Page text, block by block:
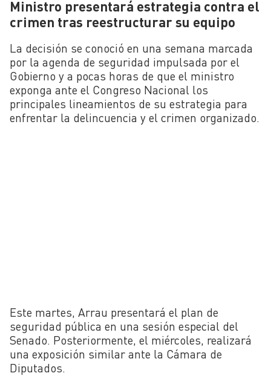
Ministro presentará estrategia contra el
crimen tras reestructurar su equipo
La decisión se conoció en una semana marcada
por la agenda de seguridad impulsada por el
Gobierno y a pocas horas de que el ministro
exponga ante el Congreso Nacional los
principales lineamientos de su estrategia para
enfrentar la delincuencia y el crimen organizado.
Este martes, Arrau presentará el plan de
seguridad pública en una sesión especial del
Senado. Posteriormente, el miércoles, realizará
una exposición similar ante la Cámara de
Diputados.